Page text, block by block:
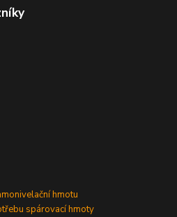
hmotu
spárovací hmoty